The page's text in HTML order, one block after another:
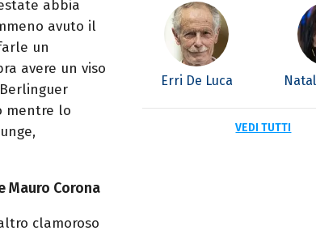
abbia
avuto il
un
avere un viso
mentre lo
Mauro Corona
clamoroso
Erri De Luca
VEDI TUTTI